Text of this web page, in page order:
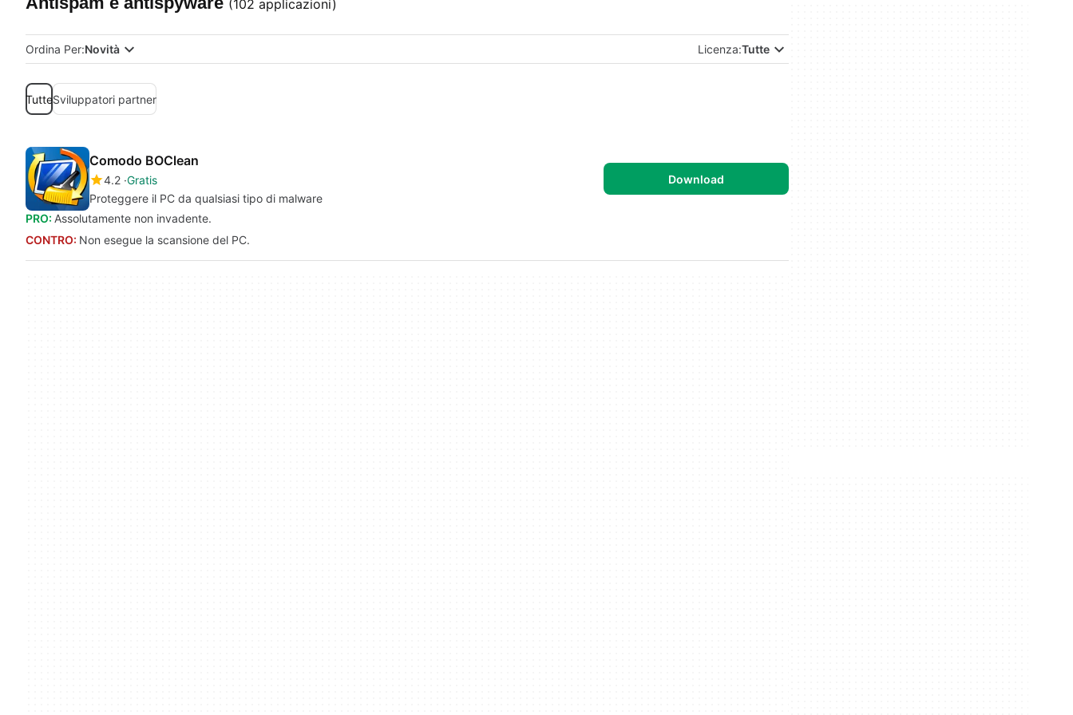
(102 applicazioni)
Ordina Per:Novità Licenza:Tutte
TutteSviluppatori partner
Comodo BOClean
4.2 Gratis
Proteggere il PC da qualsiasi tipo di malware
Download
PRO: Assolutamente non invadente.
CONTRO: Non esegue la scansione del PC.